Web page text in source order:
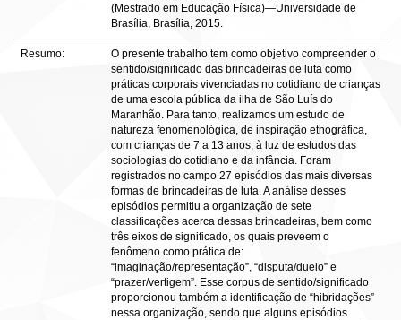
(Mestrado em Educação Física)—Universidade de
Brasília, Brasília, 2015.
Resumo:
O presente trabalho tem como objetivo compreender o
sentido/significado das brincadeiras de luta como
práticas corporais vivenciadas no cotidiano de crianças
de uma escola pública da ilha de São Luís do
Maranhão. Para tanto, realizamos um estudo de
natureza fenomenológica, de inspiração etnográfica,
com crianças de 7 a 13 anos, à luz de estudos das
sociologias do cotidiano e da infância. Foram
registrados no campo 27 episódios das mais diversas
formas de brincadeiras de luta. A análise desses
episódios permitiu a organização de sete
classificações acerca dessas brincadeiras, bem como
três eixos de significado, os quais preveem o
fenômeno como prática de:
“imaginação/representação”, “disputa/duelo” e
“prazer/vertigem”. Esse corpus de sentido/significado
proporcionou também a identificação de “hibridações”
nessa organização, sendo que alguns episódios